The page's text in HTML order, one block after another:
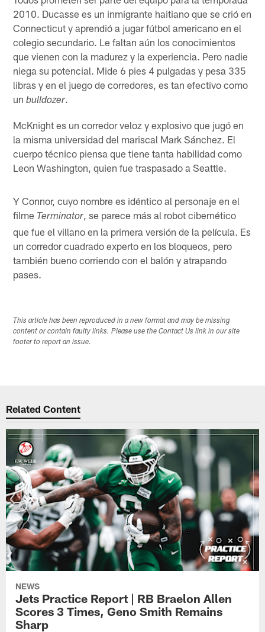
2010. Ducasse es un inmigrante haitiano que se crió en
Connecticut y aprendió a jugar fútbol americano en el
colegio secundario. Le faltan aún los conocimientos
que vienen con la madurez y la experiencia. Pero nadie
niega su potencial. Mide 6 pies 4 pulgadas y pesa 335
libras y en el juego de corredores, es tan efectivo como
unbulldozer.
McKnight es un corredor veloz y explosivo que jugó en
la misma universidad del mariscal Mark Sánchez. El
cuerpo técnico piensa que tiene tanta habilidad como
Leon Washington, quien fue traspasado a Seattle.
Y Connor, cuyo nombre es idéntico al personaje en el
filme Terminator , se parece más al robot cibernético
que fue el villano en la primera versión de la película. Es
un corredor cuadrado experto en los bloqueos, pero
también bueno corriendo con el balón y atrapando
pases.
This article has been reproduced in a new format and may be missing
content or contain faulty links. Please use the Contact Us link in our site
footer to report an issue.
Related Content
NEWS
Jets Practice Report | RB Braelon Allen
Scores 3 Times, Geno Smith Remains
Sharp